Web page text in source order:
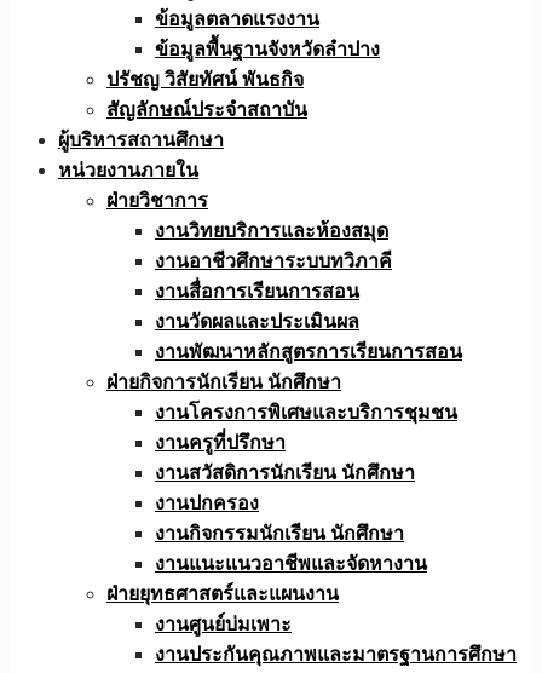
ข้อมูลตลาดแรงงาน
ข้อมูลพื้นฐานจังหวัดลำปาง
ปรัชญ วิสัยทัศน์ พันธกิจ
สัญลักษณ์ประจำสถาบัน
ผู้บริหารสถานศึกษา
หน่วยงานภายใน
ฝ่ายวิชาการ
งานวิทยบริการและห้องสมุด
งานอาชีวศึกษาระบบทวิภาคี
งานสื่อการเรียนการสอน
งานวัดผลและประเมินผล
งานพัฒนาหลักสูตรการเรียนการสอน
ฝ่ายกิจการนักเรียน นักศึกษา
งานโครงการพิเศษและบริการชุมชน
งานครูที่ปรึกษา
งานสวัสดิการนักเรียน นักศึกษา
งานปกครอง
งานกิจกรรมนักเรียน นักศึกษา
งานแนะแนวอาชีพและจัดหางาน
ฝ่ายยุทธศาสตร์และแผนงาน
งานศูนย์บ่มเพาะ
งานประกันคุณภาพและมาตรฐานการศึกษา